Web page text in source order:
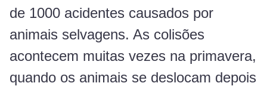
de 1000 acidentes causados por
animais selvagens. As colisões
acontecem muitas vezes na primavera,
quando os animais se deslocam depois